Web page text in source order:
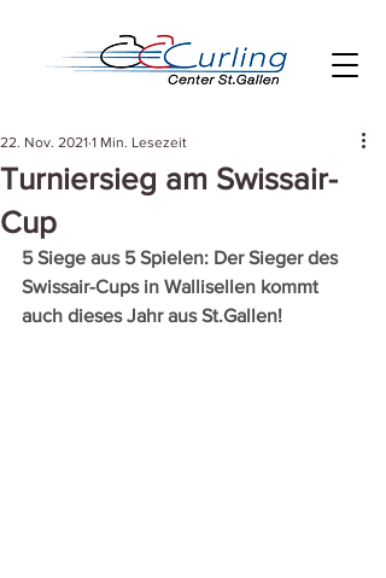
Turniersieg am Swissair-
Cup
22. Nov. 2021 1 Min. Lesezeit
5 Siege aus 5 Spielen: Der Sieger des
Swissair-Cups in Wallisellen kommt
auch dieses Jahr aus St.Gallen!